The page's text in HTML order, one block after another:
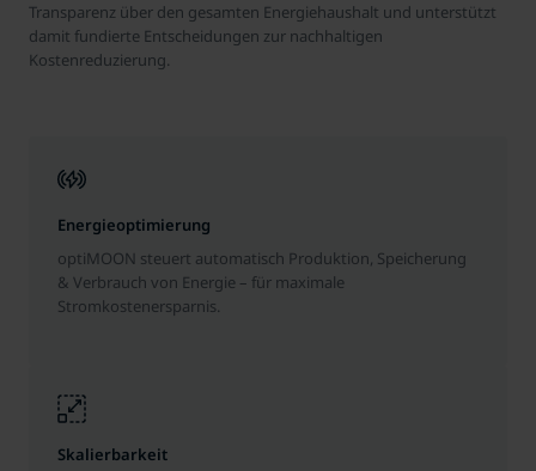
Transparenz über den gesamten Energiehaushalt und unterstützt
damit fundierte Entscheidungen zur nachhaltigen
Kostenreduzierung.
Energieoptimierung
optiMOON steuert automatisch Produktion, Speicherung
& Verbrauch von Energie – für maximale
Stromkostenersparnis.
Skalierbarkeit